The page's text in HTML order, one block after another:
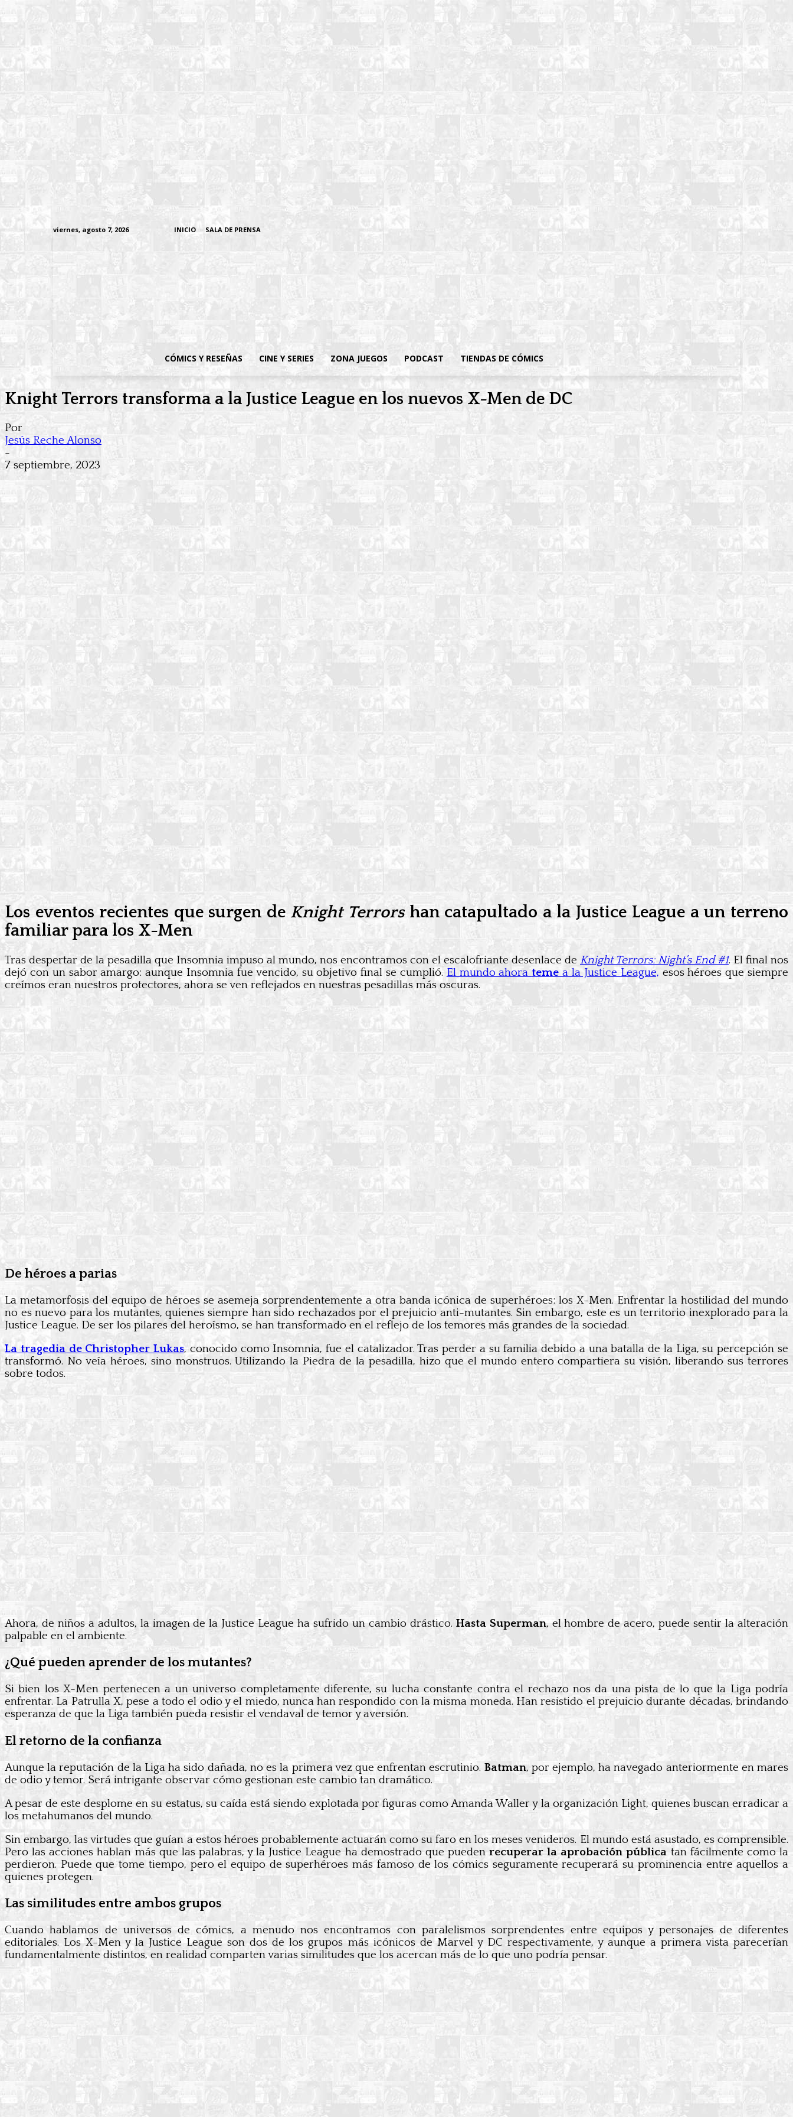
viernes, agosto 7, 2026 INICIO SALA DE PRENSA
CÓMICS Y RESEÑAS CINE Y SERIES ZONA JUEGOS PODCAST TIENDAS DE CÓMICS
Knight Terrors transforma a la Justice League en los nuevos X-Men de DC
Por
Jesús Reche Alonso
-
7 septiembre, 2023
Los eventos recientes que surgen de Knight Terrorshan catapultado a la Justice League a un terreno
familiar para los X-Men
Tras despertar de la pesadilla que Insomnia impuso al mundo, nos encontramos con el escalofriante desenlace de Knight Terrors: Night’s End #1. El final nos
dejó con un sabor amargo: aunque Insomnia fue vencido, su objetivo final se cumplió. El mundo ahora teme a la Justice League, esos héroes que siempre
creímos eran nuestros protectores, ahora se ven reflejados en nuestras pesadillas más oscuras.
De héroes a parias
La metamorfosis del equipo de héroes se asemeja sorprendentemente a otra banda icónica de superhéroes: los X-Men. Enfrentar la hostilidad del mundo
no es nuevo para los mutantes, quienes siempre han sido rechazados por el prejuicio anti-mutantes. Sin embargo, este es un territorio inexplorado para la
Justice League. De ser los pilares del heroísmo, se han transformado en el reflejo de los temores más grandes de la sociedad.
La tragedia de Christopher Lukas, conocido como Insomnia, fue el catalizador. Tras perder a su familia debido a una batalla de la Liga, su percepción se
transformó. No veía héroes, sino monstruos. Utilizando la Piedra de la pesadilla, hizo que el mundo entero compartiera su visión, liberando sus terrores
sobre todos.
Ahora, de niños a adultos, la imagen de la Justice League ha sufrido un cambio drástico. Hasta Superman, el hombre de acero, puede sentir la alteración
palpable en el ambiente.
¿Qué pueden aprender de los mutantes?
Si bien los X-Men pertenecen a un universo completamente diferente, su lucha constante contra el rechazo nos da una pista de lo que la Liga podría
enfrentar. La Patrulla X, pese a todo el odio y el miedo, nunca han respondido con la misma moneda. Han resistido el prejuicio durante décadas, brindando
esperanza de que la Liga también pueda resistir el vendaval de temor y aversión.
El retorno de la confianza
Aunque la reputación de la Liga ha sido dañada, no es la primera vez que enfrentan escrutinio. Batman, por ejemplo, ha navegado anteriormente en mares
de odio y temor. Será intrigante observar cómo gestionan este cambio tan dramático.
A pesar de este desplome en su estatus, su caída está siendo explotada por figuras como Amanda Waller y la organización Light, quienes buscan erradicar a
los metahumanos del mundo.
Sin embargo, las virtudes que guían a estos héroes probablemente actuarán como su faro en los meses venideros. El mundo está asustado, es comprensible.
Pero las acciones hablan más que las palabras, y la Justice League ha demostrado que puedenrecuperar la aprobación pública tan fácilmente como la
perdieron. Puede que tome tiempo, pero el equipo de superhéroes más famoso de los cómics seguramente recuperará su prominencia entre aquellos a
quienes protegen.
Las similitudes entre ambos grupos
Cuando hablamos de universos de cómics, a menudo nos encontramos con paralelismos sorprendentes entre equipos y personajes de diferentes
editoriales. Los X-Men y la Justice League son dos de los grupos más icónicos de Marvel y DC respectivamente, y aunque a primera vista parecerían
fundamentalmente distintos, en realidad comparten varias similitudes que los acercan más de lo que uno podría pensar.